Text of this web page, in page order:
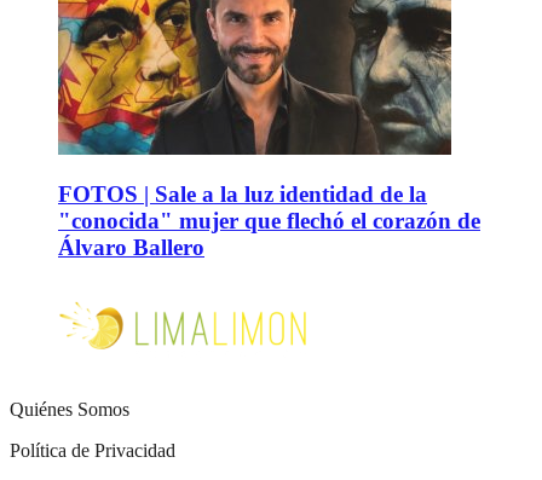
FOTOS | Sale a la luz identidad de la
"conocida" mujer que flechó el corazón de
Álvaro Ballero
Quiénes Somos
Política de Privacidad